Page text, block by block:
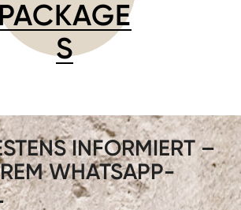
S
INFORMIERT –
WHATSAPP-